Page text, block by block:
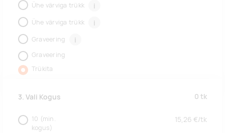
Ühe värviga trükk i
Ühe värviga trükk i
Graveering i
Graveering
Trükita
3. Vali Kogus 0 tk
10 (min.
kogus)
15,26 €/tk